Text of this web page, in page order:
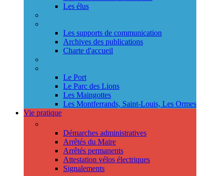
Les élus
Les supports de communication
Archives des publications
Charte d'accueil
Le Port
Le Parc des Lions
Les Maingottes
Les Montferrands, Saint-Louis, Les Ormes
Vie pratique
Démarches administratives
Arrêtés du Maire
Arrêtés permanents
Attestation vélos électriques
Signalements